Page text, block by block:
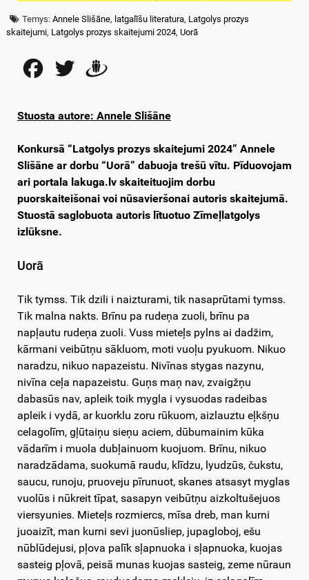
Temys:Annele Slišāne, latgalīšu literatura, Latgolys prozys
skaitejumi, Latgolys prozys skaitejumi 2024, Uorā
FacebookTwitter
Stuosta autore: Annele Slišāne
Konkursā “Latgolys prozys skaitejumi 2024” Annele
Slišāne ar dorbu “Uorā” dabuoja trešū vītu. Pīduovojam
ari portala lakuga.lv skaiteituojim dorbu
puorskaiteišonai voi nūsavieršonai autoris skaitejumā.
Stuostā saglobuota autoris lītuotuo Zīmeļlatgolys
izlūksne.
Uorā
Tik tymss. Tik dzili i naizturami, tik nasaprūtami tymss.
Tik malna nakts. Brīnu pa rudeņa zuoli, brīnu pa
napļautu rudeņa zuoli. Vuss mieteļs pylns ai dadžim,
kārmani veibūtņu sākluom, moti vuoļu pyukuom. Nikuo
naradzu, nikuo napazeistu. Nivīnas stygas nazynu,
nivīna ceļa napazeistu. Guņs maņ nav, zvaigžņu
dabasūs nav, apleik toik mygla i vysuodas radeibas
apleik i vydā, ar kuorklu zoru rūkuom, aizlauztu eļkšņu
celagolīm, gļūtaiņu sieņu aciem, dūbumainim kūka
vādarīm i muola dubļainuom kuojuom. Brīnu, nikuo
naradzādama, suokumā raudu, klīdzu, lyudzūs, čukstu,
saucu, runoju, pruoveju pīrunuot, skanes atsasyt myglas
vuolūs i nūkreit tīpat, sasapyn veibūtņu aizkoltušejuos
viersyunies. Mieteļs rozmiercs, mīsa dreb, man kurni
juoaizīt, man kurni sevi juonūsliep, jupagloboj, ešu
nūblūdejusi, pļova palīk sļapnuoka i sļapnuoka, kuojas
sasteig pļovā, peisā munas kuojas sasteig, zeme nūraun